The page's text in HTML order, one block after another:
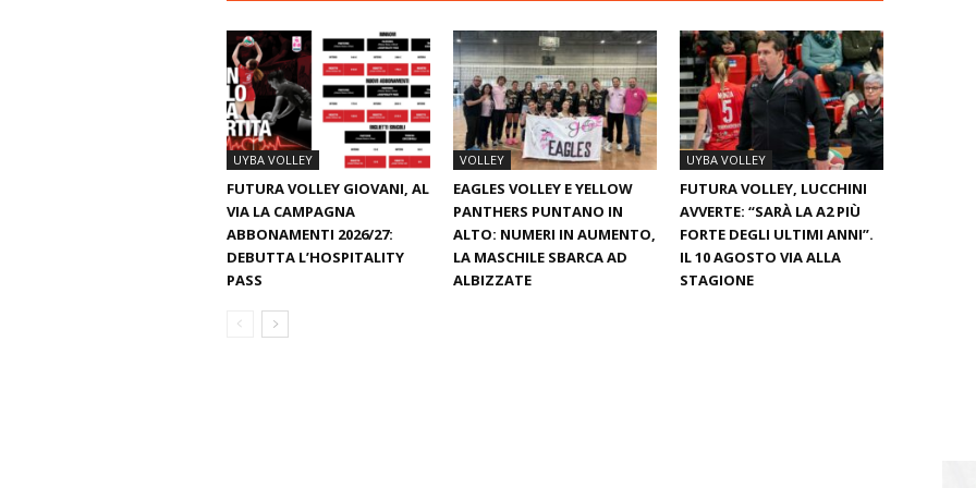
UYBA VOLLEY
FUTURA VOLLEY GIOVANI, AL
VIA LA CAMPAGNA
ABBONAMENTI 2026/27:
DEBUTTA L’HOSPITALITY
PASS
VOLLEY
EAGLES VOLLEY E YELLOW
PANTHERS PUNTANO IN
ALTO: NUMERI IN AUMENTO,
LA MASCHILE SBARCA AD
ALBIZZATE
UYBA VOLLEY
FUTURA VOLLEY, LUCCHINI
AVVERTE: “SARÀ LA A2 PIÙ
FORTE DEGLI ULTIMI ANNI”.
IL 10 AGOSTO VIA ALLA
STAGIONE